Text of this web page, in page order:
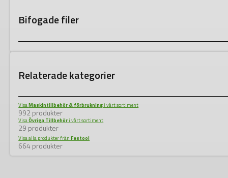
Bifogade filer
Relaterade kategorier
VisaMaskintillbehör & förbrukning i vårt sortiment
992 produkter
VisaÖvriga Tillbehör i vårt sortiment
29 produkter
Visa alla produkter frånFestool
664 produkter